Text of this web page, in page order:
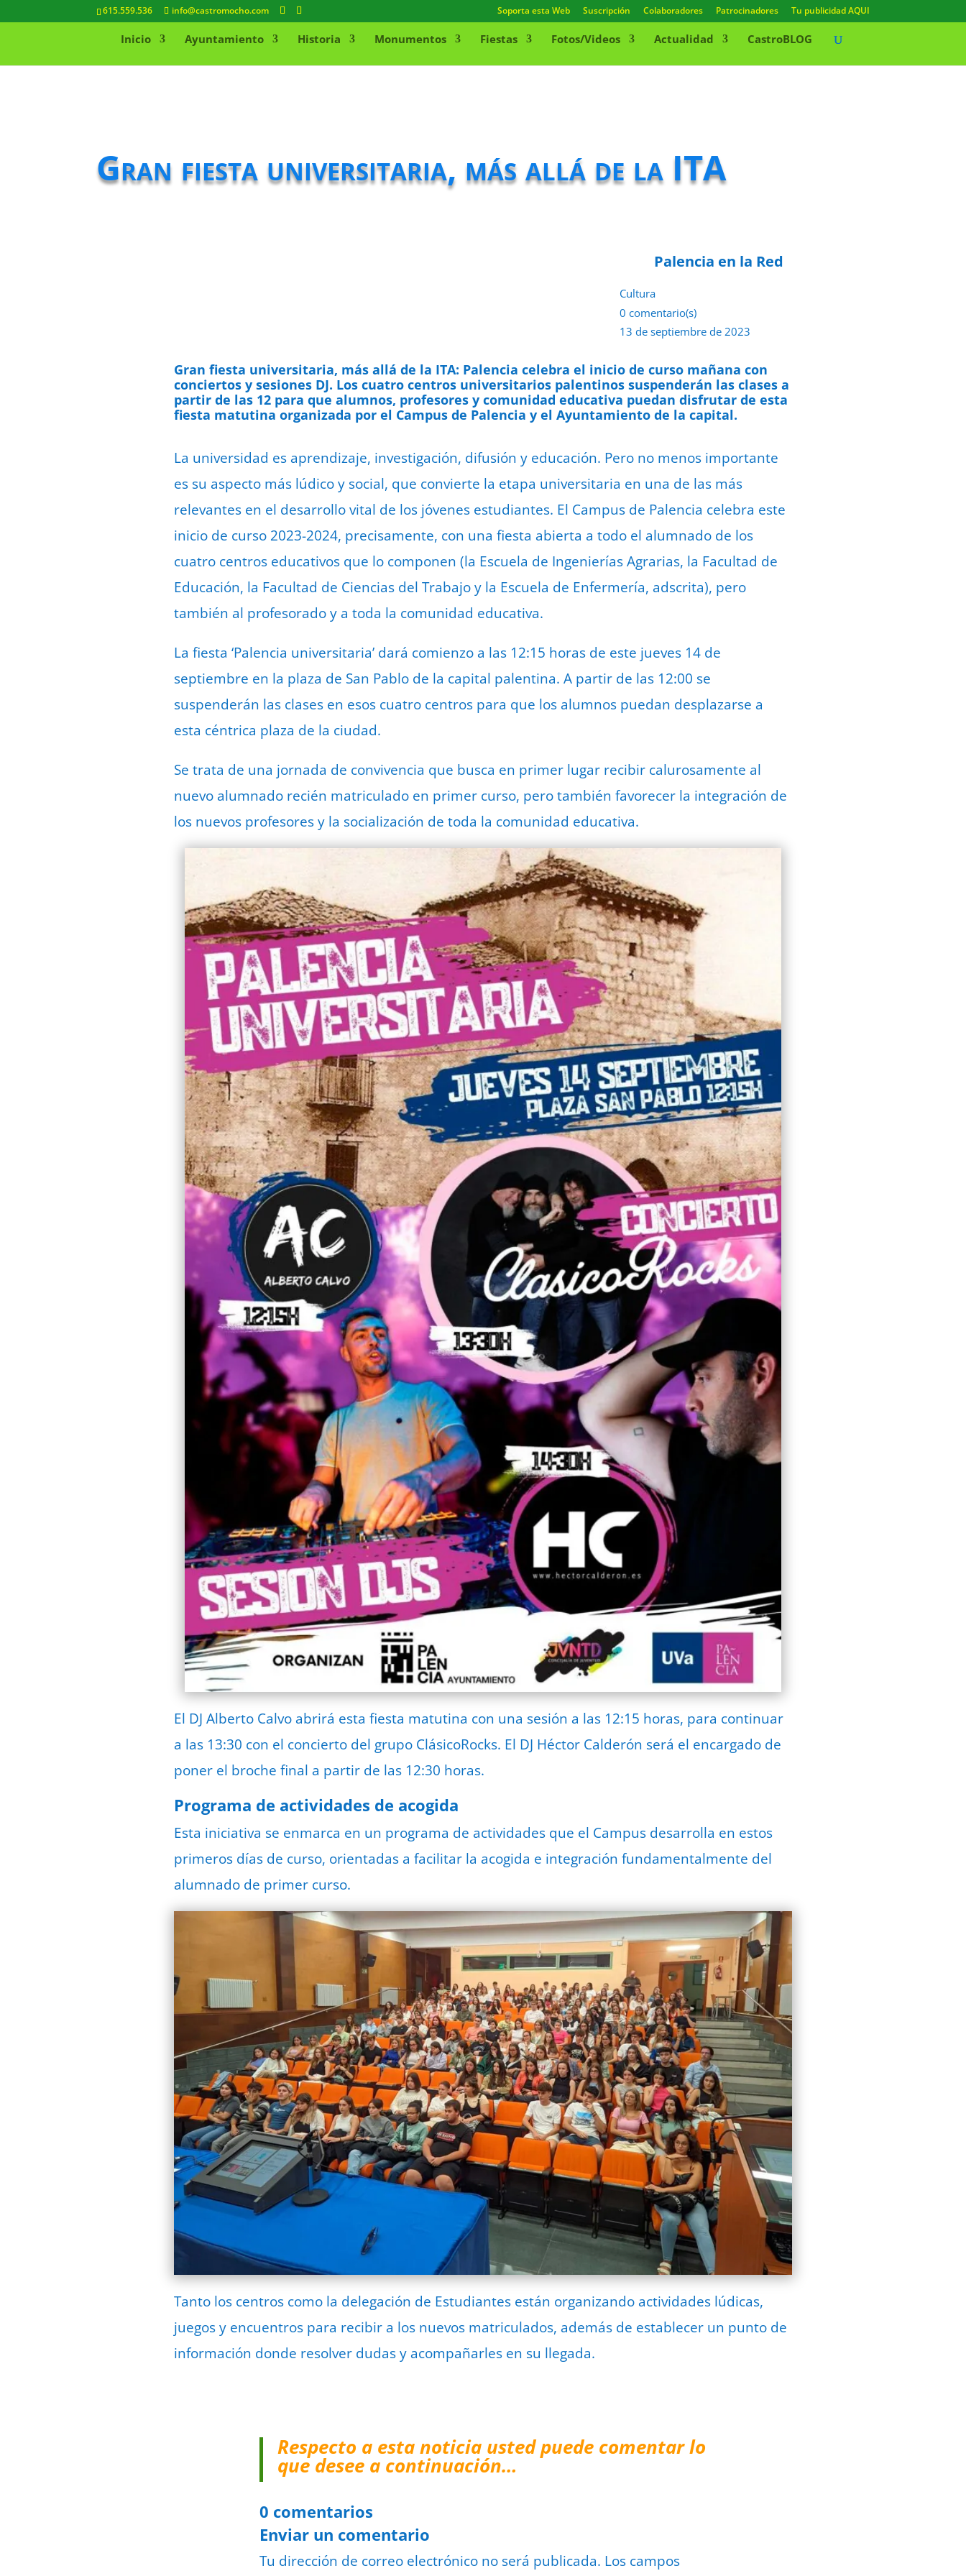
615.559.536 info@castromocho.com Soporta esta Web Suscripción Colaboradores Patrocinadores Tu publicidad AQUI
Inicio Ayuntamiento Historia Monumentos Fiestas Fotos/Videos Actualidad CastroBLOG
Gran fiesta universitaria, más allá de la ITA
Palencia en la Red
Cultura
0 comentario(s)
13 de septiembre de 2023
Gran fiesta universitaria, más allá de la ITA: Palencia celebra el inicio de curso mañana con
conciertos y sesiones DJ. Los cuatro centros universitarios palentinos suspenderán las clases a
partir de las 12 para que alumnos, profesores y comunidad educativa puedan disfrutar de esta
fiesta matutina organizada por el Campus de Palencia y el Ayuntamiento de la capital.
La universidad es aprendizaje, investigación, difusión y educación. Pero no menos importante
es su aspecto más lúdico y social, que convierte la etapa universitaria en una de las más
relevantes en el desarrollo vital de los jóvenes estudiantes. El Campus de Palencia celebra este
inicio de curso 2023-2024, precisamente, con una fiesta abierta a todo el alumnado de los
cuatro centros educativos que lo componen (la Escuela de Ingenierías Agrarias, la Facultad de
Educación, la Facultad de Ciencias del Trabajo y la Escuela de Enfermería, adscrita), pero
también al profesorado y a toda la comunidad educativa.
La fiesta ‘Palencia universitaria’ dará comienzo a las 12:15 horas de este jueves 14 de
septiembre en la plaza de San Pablo de la capital palentina. A partir de las 12:00 se
suspenderán las clases en esos cuatro centros para que los alumnos puedan desplazarse a
esta céntrica plaza de la ciudad.
Se trata de una jornada de convivencia que busca en primer lugar recibir calurosamente al
nuevo alumnado recién matriculado en primer curso, pero también favorecer la integración de
los nuevos profesores y la socialización de toda la comunidad educativa.
El DJ Alberto Calvo abrirá esta fiesta matutina con una sesión a las 12:15 horas, para continuar
a las 13:30 con el concierto del grupo ClásicoRocks. El DJ Héctor Calderón será el encargado de
poner el broche final a partir de las 12:30 horas.
Programa de actividades de acogida
Esta iniciativa se enmarca en un programa de actividades que el Campus desarrolla en estos
primeros días de curso, orientadas a facilitar la acogida e integración fundamentalmente del
alumnado de primer curso.
Tanto los centros como la delegación de Estudiantes están organizando actividades lúdicas,
juegos y encuentros para recibir a los nuevos matriculados, además de establecer un punto de
información donde resolver dudas y acompañarles en su llegada.
Respecto a esta noticia usted puede comentar lo
que desee a continuación…
0 comentarios
Enviar un comentario
Tu dirección de correo electrónico no será publicada. Los campos